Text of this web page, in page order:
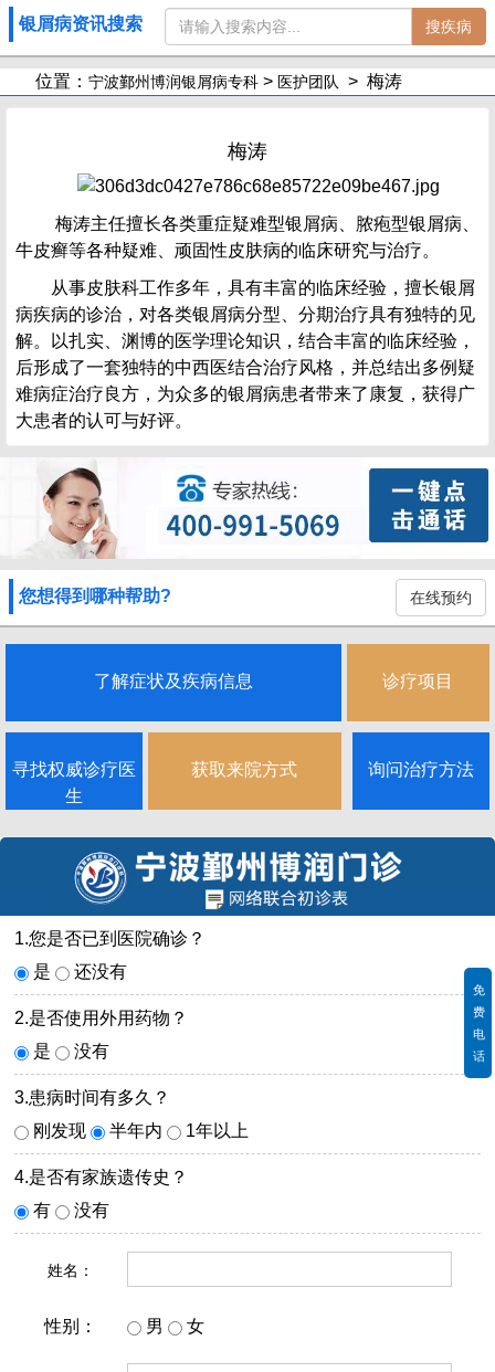
银屑病资讯搜索 搜疾病
位置： 宁波鄞州博润银屑病专科 > 医护团队 > 梅涛
梅涛
梅涛主任擅长各类重症疑难型银屑病、脓疱型银屑病、
牛皮癣等各种疑难、顽固性皮肤病的临床研究与治疗。
从事皮肤科工作多年，具有丰富的临床经验，擅长银屑
病疾病的诊治，对各类银屑病分型、分期治疗具有独特的见
解。以扎实、渊博的医学理论知识，结合丰富的临床经验，
后形成了一套独特的中西医结合治疗风格，并总结出多例疑
难病症治疗良方，为众多的银屑病患者带来了康复，获得广
大患者的认可与好评。
您想得到哪种帮助? 在线预约
了解症状及疾病信息 诊疗项目
寻找权威诊疗医
生
获取来院方式 询问治疗方法
1.您是否已到医院确诊？
是
还没有
2.是否使用外用药物？
是
没有
3.患病时间有多久？
刚发现
半年内 1年以上
4.是否有家族遗传史？
有
没有
姓名：
性别： 男 女
免
费
电
话